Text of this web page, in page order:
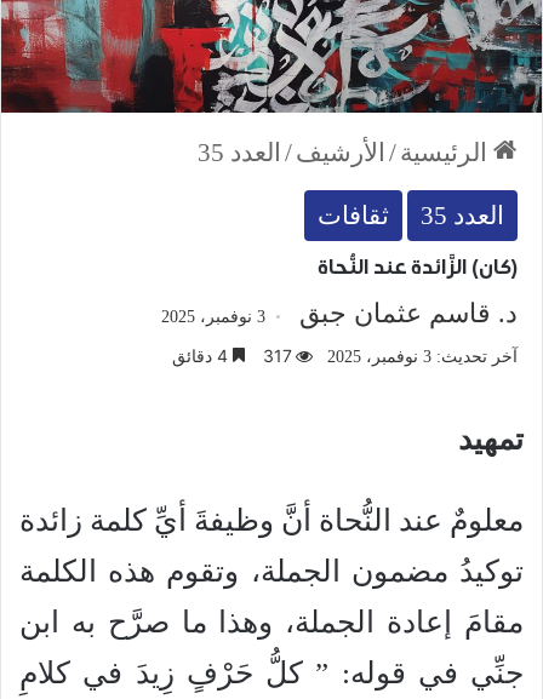
الرئيسية/ الأرشيف/ العدد 35
العدد 35 ثقافات
(كان) الزَّائدة عند النُّحاة
د. قاسم عثمان جبق 3 نوفمبر، 2025
آخر تحديث: 3 نوفمبر، 2025 317
تمهيد
معلومٌ عند النُّحاة أنَّ وظيفةَ أيِّ كلمة زائدة
توكيدُ مضمون الجملة، وتقوم هذه الكلمة
مقامَ إعادة الجملة، وهذا ما صرَّح به ابن
جنِّي في قوله: ” كلُّ حَرْفٍ زِيدَ في كلامِ